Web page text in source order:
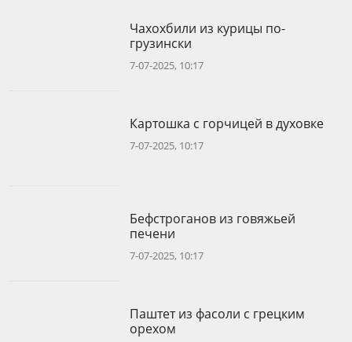
Чахохбили из курицы по-
грузински
7-07-2025, 10:17
Картошка с горчицей в духовке
7-07-2025, 10:17
Бефстроганов из говяжьей
печени
7-07-2025, 10:17
Паштет из фасоли с грецким
орехом